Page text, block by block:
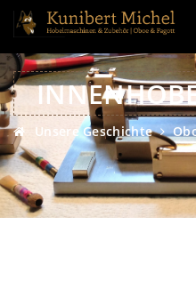
Unsere Geschichte